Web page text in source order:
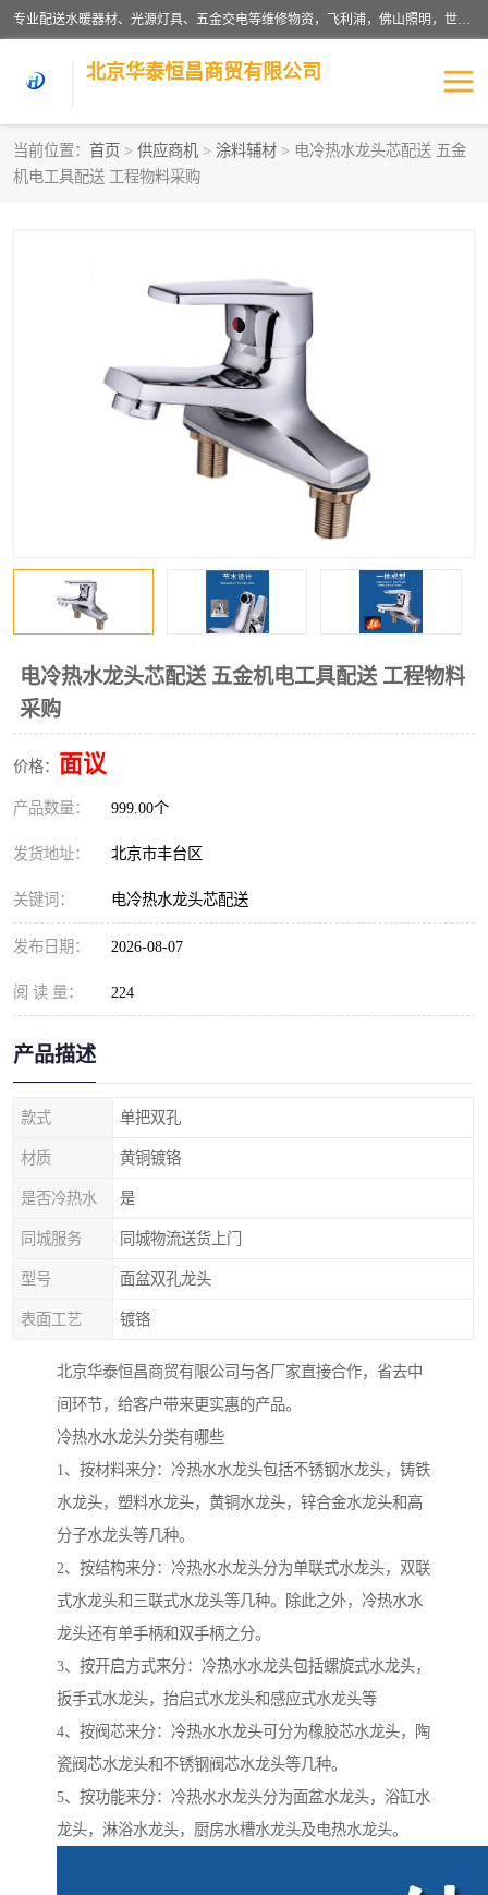
专业配送水暖器材、光源灯具、五金交电等维修物资，飞利浦，佛山照明，世达，博世，九牧，特陶等各产品涉及国内外知名品牌。公司专注与物业、学校、酒店、工厂等单位合作，提供一站式配送服务，降低客户综合成本。依托电子商务改变传统模式，以专业的团队为客户提供24H物资配送到达，货到月结、统一开票，便捷退换等服务，提高了企业的运营效率。
北京华泰恒昌商贸有限公司
当前位置： 首页 > 供应商机 > 涂料辅材 > 电冷热水龙头芯配送 五金
机电工具配送 工程物料采购
电冷热水龙头芯配送 五金机电工具配送 工程物料
采购
价格： 面议
产品数量： 999.00个
发货地址： 北京市丰台区
关键词： 电冷热水龙头芯配送
发布日期： 2026-08-07
阅 读 量： 224
产品描述
款式 单把双孔
材质 黄铜镀铬
是否冷热水 是
同城服务 同城物流送货上门
型号 面盆双孔龙头
表面工艺 镀铬
北京华泰恒昌商贸有限公司与各厂家直接合作，省去中
间环节，给客户带来更实惠的产品。
冷热水水龙头分类有哪些
1、按材料来分：冷热水水龙头包括不锈钢水龙头，铸铁
水龙头，塑料水龙头，黄铜水龙头，锌合金水龙头和高
分子水龙头等几种。
2、按结构来分：冷热水水龙头分为单联式水龙头，双联
式水龙头和三联式水龙头等几种。除此之外，冷热水水
龙头还有单手柄和双手柄之分。
3、按开启方式来分：冷热水水龙头包括螺旋式水龙头，
扳手式水龙头，抬启式水龙头和感应式水龙头等
4、按阀芯来分：冷热水水龙头可分为橡胶芯水龙头，陶
瓷阀芯水龙头和不锈钢阀芯水龙头等几种。
5、按功能来分：冷热水水龙头分为面盆水龙头，浴缸水
龙头，淋浴水龙头，厨房水槽水龙头及电热水龙头。
水暖阀门